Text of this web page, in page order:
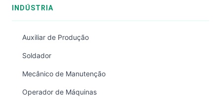
INDÚSTRIA
Auxiliar de Produção
Soldador
Mecânico de Manutenção
Operador de Máquinas